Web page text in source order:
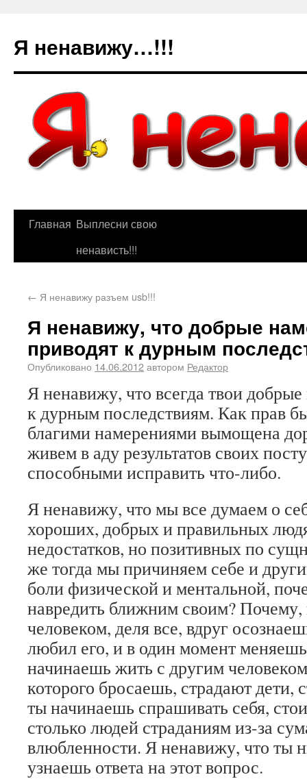
Я ненавижу…!!!
Главная Выплесни свою
ненависть!!!
← Я ненавижу разъем usb!!!
Я ненавижу, что добрые
приводят к дурным
Опубликовано 14.06.2012автором Редактор
Я ненавижу, что всегда твои
к дурным последствиям. Как прав
благими намерениями вымощена
живем в аду результатов своих
способными исправить что-либо.
Я ненавижу, что мы все думаем о
хороших, добрых и правильных
недостатков, но позитивных по
же тогда мы причиняем себе и
боли физической и ментальной,
навредить ближним своим?
человеком, деля все, вдруг
любил его, и в один момент
начинаешь жить с другим
которого бросаешь, страдают дети,
ты начинаешь спрашивать себя,
столько людей страданиям из-за
влюбленности. Я ненавижу, что ты
узнаешь ответа на этот вопрос.